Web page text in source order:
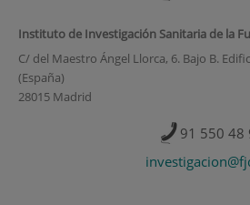
Instituto de Investigación Sanitaria de la
C/ del Maestro Ángel Llorca, 6. Bajo B.
(España)
28015 Madrid
91 550 48